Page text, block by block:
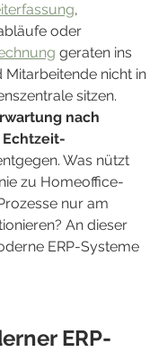
,
oder
geraten ins
Mitarbeitende nicht in
sitzen.
nach
Was nützt
zu Homeoffice-
nur am
An dieser
ERP-Systeme
ERP-